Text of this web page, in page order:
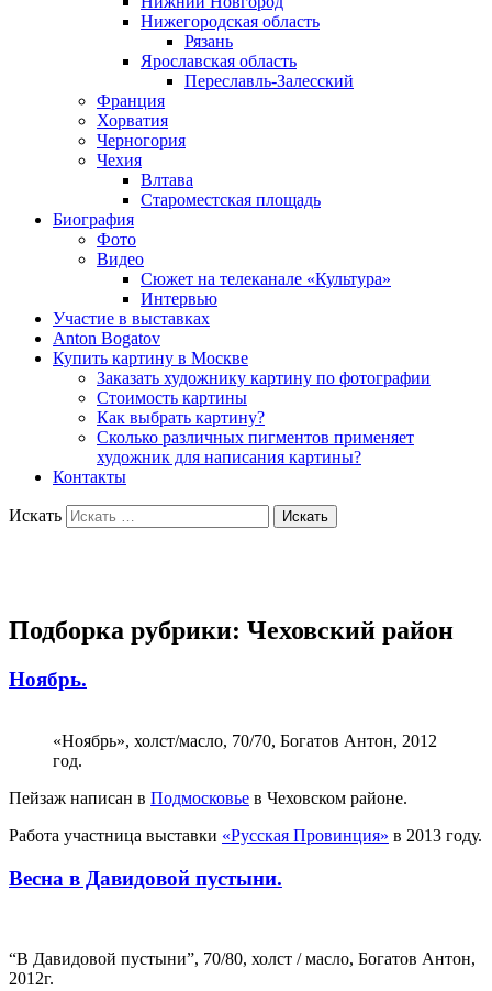
Нижегородская область
Рязань
Ярославская область
Переславль-Залесский
Франция
Хорватия
Черногория
Чехия
Влтава
Староместская площадь
Биография
Фото
Видео
Сюжет на телеканале «Культура»
Интервью
Участие в выставках
Anton Bogatov
Купить картину в Москве
Заказать художнику картину по фотографии
Стоимость картины
Как выбрать картину?
Сколько различных пигментов применяет
художник для написания картины?
Контакты
Искать
Подборка рубрики: Чеховский район
Ноябрь.
«Ноябрь», холст/масло, 70/70, Богатов Антон, 2012
год.
Пейзаж написан в Подмосковье в Чеховском районе.
Работа участница выставки «Русская Провинция» в 2013 году.
Весна в Давидовой пустыни.
“В Давидовой пустыни”, 70/80, холст / масло, Богатов Антон,
2012г.